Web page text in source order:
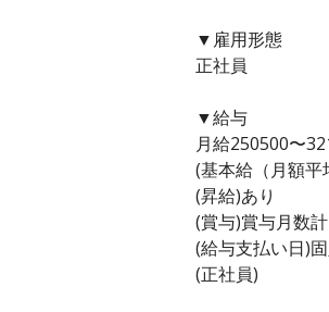
▼雇用形態
正社員
▼給与
月給250500〜
(基本給（月額
(昇給)あり
(賞与)賞与月数
(給与支払い日)
(正社員)